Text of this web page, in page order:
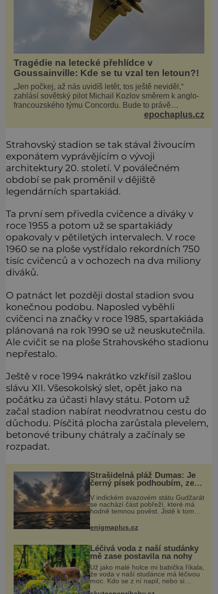
Tragédie na letecké přehlídce v
Goussainville: Kde se tu vzal ten letoun?!
„Jen počkej, až nás uvidíš letět, tos ještě neviděl,“
zahlásí sovětský pilot Michail Kozlov směrem k anglo-
francouzského týmu Concordu. Bude to právě
konkurenční boj, co bude stát za smrtí celé 6členné
epochaplus.cz
Strahovský stadion se tak stával živoucím
exponátem vyprávějícím o vývoji
architektury 20. století. V poválečném
období se pak proměnil v dějiště
legendárních spartakiád.
Ta první sem přivedla cvičence a diváky v
roce 1955 a potom už se spartakiády
opakovaly v pětiletých intervalech. V roce
1960 se na ploše vystřídalo rekordních 750
tisíc cvičenců a v ochozech na dva miliony
diváků.
O patnáct let později dostal stadion svou
konečnou podobu. Naposled vyběhli
cvičenci na značky v roce 1985, spartakiáda
plánovaná na rok 1990 se už neuskutečnila.
Ale cvičit se na ploše Strahovského stadionu
nepřestalo.
Ještě v roce 1994 nakrátko vzkřísil zašlou
slávu XII. Všesokolský slet, opět jako na
počátku za účasti hlavy státu. Potom už
začal stadion nabírat neodvratnou cestu do
důchodu. Písčitá plocha zarůstala plevelem,
betonové tribuny chátraly a začínaly se
rozpadat.
Strašidelná pláž Dumas: Je
černý písek podhoubím, ze
V indickém svazovém státu Gudžarát
se nachází část pobřeží, které má
hodně temnou pověst. Jistě k tomu
přispívá i černý písek této pláže.
Proč má pláž takové netypické
zbarvení? Nakolik jsou pravdivé
enigmaplus.cz
Léčivá voda z naší studánky
mě zase postavila na nohy
Už jako malé holce mi babička říkala,
že voda v naší studánce má léčivou
moc. Kdo se z ní napil, nebo si
natrhal bylinky kolem, tomu se